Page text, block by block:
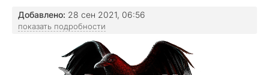
Добавлено: 28 сен 2021, 06:56
показать подробности